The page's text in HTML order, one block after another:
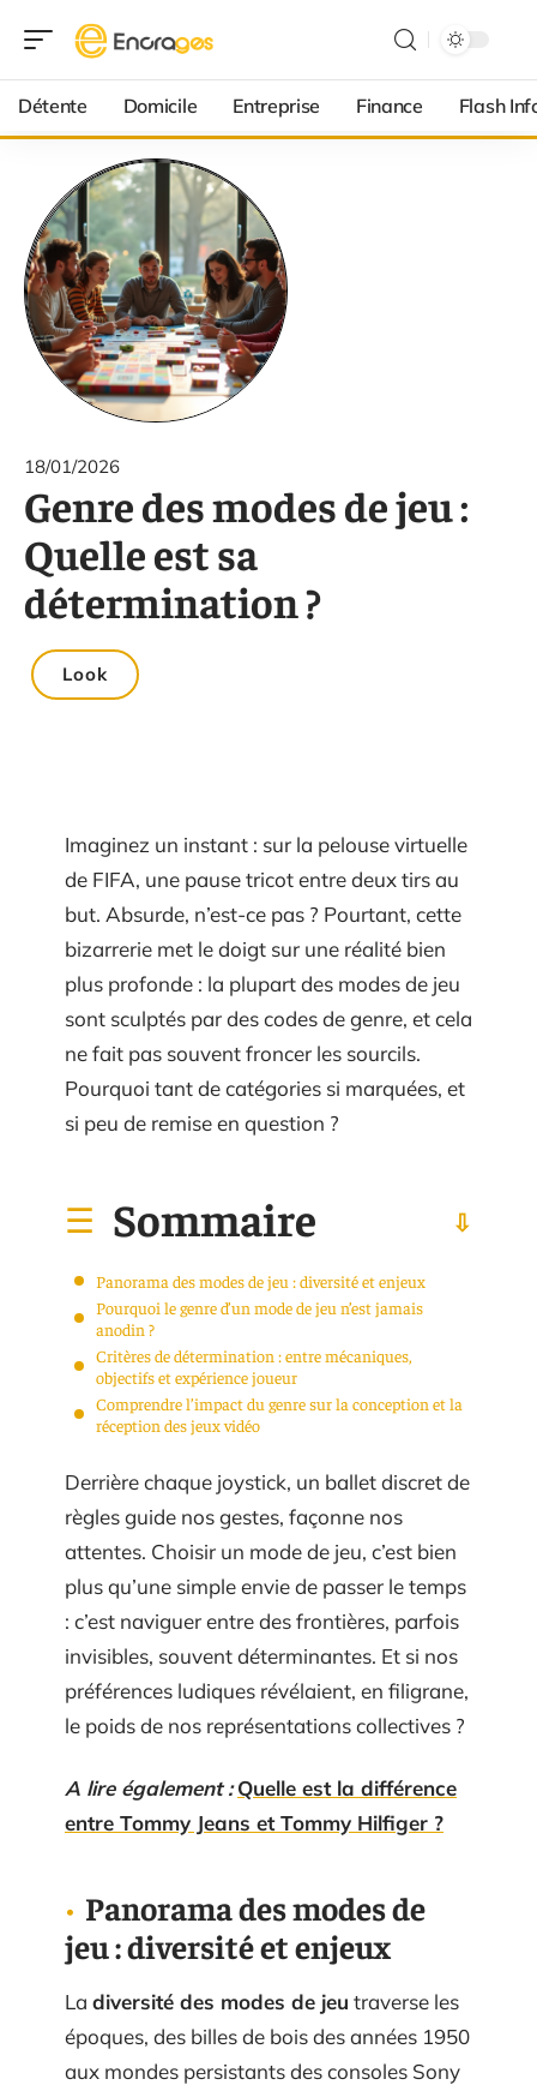
Détente Domicile Entreprise Finance Flash
18/01/2026
Genre des modes de jeu :
Quelle est sa
détermination ?
Look
Imaginez un instant : sur la pelouse virtuelle
de FIFA, une pause tricot entre deux tirs au
but. Absurde, n’est-ce pas ? Pourtant, cette
bizarrerie met le doigt sur une réalité bien
plus profonde : la plupart des modes de jeu
sont sculptés par des codes de genre, et cela
ne fait pas souvent froncer les sourcils.
Pourquoi tant de catégories si marquées, et
si peu de remise en question ?
Sommaire
Panorama des modes de jeu : diversité et enjeux
Pourquoi le genre d’un mode de jeu n’est jamais
anodin ?
Critères de détermination : entre mécaniques,
objectifs et expérience joueur
Comprendre l’impact du genre sur la conception et la
réception des jeux vidéo
Derrière chaque joystick, un ballet discret de
règles guide nos gestes, façonne nos
attentes. Choisir un mode de jeu, c’est bien
plus qu’une simple envie de passer le temps
: c’est naviguer entre des frontières, parfois
invisibles, souvent déterminantes. Et si nos
préférences ludiques révélaient, en filigrane,
le poids de nos représentations collectives ?
A lire également : Quelle est la différence
entre Tommy Jeans et Tommy Hilfiger ?
Panorama des modes de
jeu : diversité et enjeux
La diversité des modes de jeu traverse les
époques, des billes de bois des années 1950
aux mondes persistants des consoles Sony